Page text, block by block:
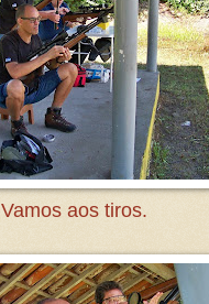
Vamos aos tiros.